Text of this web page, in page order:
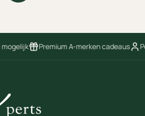
Premium A-merken cadeaus